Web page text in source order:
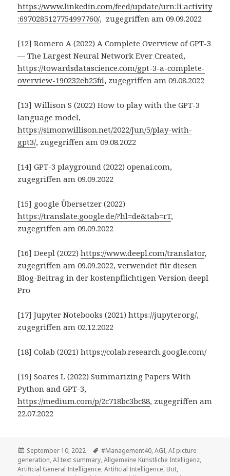
https://www.linkedin.com/feed/update/urn:li:activity
:6970285127754997760/, zugegriffen am 09.09.2022
[12] Romero A (2022) A Complete Overview of GPT-3
— The Largest Neural Network Ever Created,
https://towardsdatascience.com/gpt-3-a-complete-
overview-190232eb25fd, zugegriffen am 09.08.2022
[13] Willison S (2022) How to play with the GPT-3
language model,
https://simonwillison.net/2022/Jun/5/play-with-
gpt3/, zugegriffen am 09.08.2022
[14] GPT-3 playground (2022) openai.com,
zugegriffen am 09.09.2022
[15] google Übersetzer (2022)
https://translate.google.de/?hl=de&tab=rT,
zugegriffen am 09.09.2022
[16] Deepl (2022)https://www.deepl.com/translator,
zugegriffen am 09.09.2022, verwendet für diesen
Blog-Beitrag in der kostenpflichtigen Version deepl
Pro
[17] Jupyter Notebooks (2021) https://jupyter.org/,
zugegriffen am 02.12.2022
[18] Colab (2021) https://colab.research.google.com/
[19] Soares L (2022) Summarizing Papers With
Python and GPT-3,
https://medium.com/p/2c718bc3bc88, zugegriffen am
22.07.2022
Veröffentlicht
am
September 10, 2022 Tags
#Management40,AGI,AI picture
generation,AI text summary,Allgemeine Künstliche Intelligenz,
Artificial General Intelligence,Artificial Intelligence, Bot,